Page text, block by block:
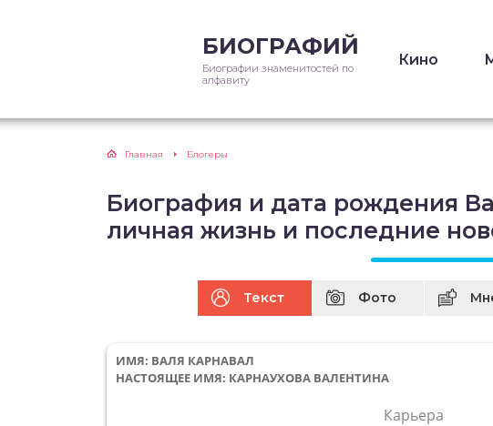
БИОГРАФИЙ
Биографии знаменитостей по
алфавиту
Кино
Главная Блогеры
Биография и дата рождения
личная жизнь и последние
Текст Фото
ИМЯ: ВАЛЯ КАРНАВАЛ
НАСТОЯЩЕЕ ИМЯ: КАРНАУХОВА ВАЛЕНТИНА
Карьера